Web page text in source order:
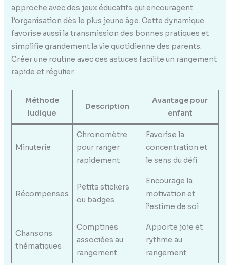
approche avec des jeux éducatifs qui encouragent
l’organisation dès le plus jeune âge. Cette dynamique
favorise aussi la transmission des bonnes pratiques et
simplifie grandement la vie quotidienne des parents.
Créer une routine avec ces astuces facilite un rangement
rapide et régulier.
Méthode
ludique
Description
Avantage pour
enfant
Minuterie
Chronomètre
pour ranger
rapidement
Favorise la
concentration et
le sens du défi
Récompenses
Petits stickers
ou badges
Encourage la
motivation et
l’estime de soi
Chansons
thématiques
Comptines
associées au
rangement
Apporte joie et
rythme au
rangement